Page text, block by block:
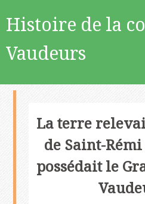
Histoire de la
Vaudeurs
La terre
de Saint-
possédait le